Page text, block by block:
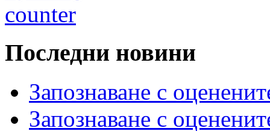
Последни новини
Запознаване с
Запознаване с